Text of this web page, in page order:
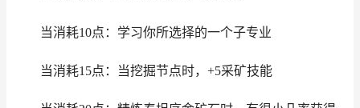
当消耗10点：学习你所选择的一个子专业
当消耗15点：当挖掘节点时，+5采矿技能